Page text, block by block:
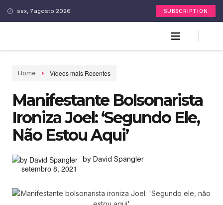
sex, 7 agosto 2026 SUBSCRIPTION
Home Vídeos mais Recentes
Manifestante Bolsonarista
Ironiza Joel: ‘Segundo Ele,
Não Estou Aqui’
by David Spangler
setembro 8, 2021